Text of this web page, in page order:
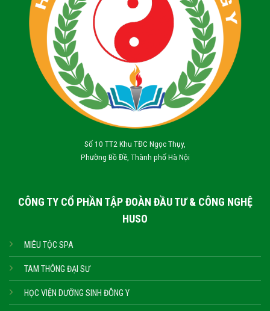
Số 10 TT2 Khu TĐC Ngọc Thụy,
Phường Bồ Đề, Thành phố Hà Nội
CÔNG TY CỔ PHẦN TẬP ĐOÀN ĐẦU TƯ & CÔNG NGHỆ
HUSO
MIÊU TỘC SPA
TAM THÔNG ĐẠI SƯ
HỌC VIỆN DƯỠNG SINH ĐÔNG Y